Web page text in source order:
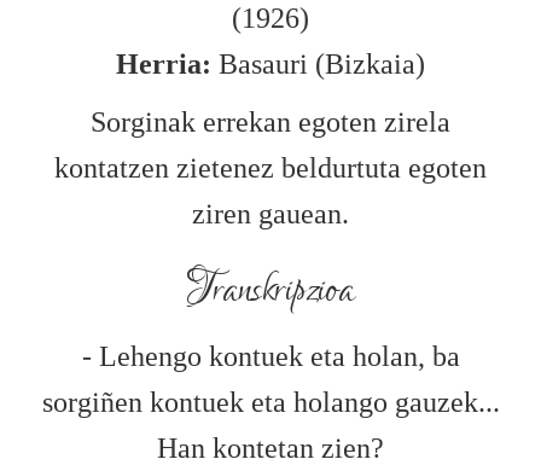
(1926)
Herria: Basauri (Bizkaia)
Sorginak errekan egoten zirela
kontatzen zietenez beldurtuta egoten
ziren gauean.
Transkripzioa
- Lehengo kontuek eta holan, ba
sorgiñen kontuek eta holango gauzek...
Han kontetan zien?